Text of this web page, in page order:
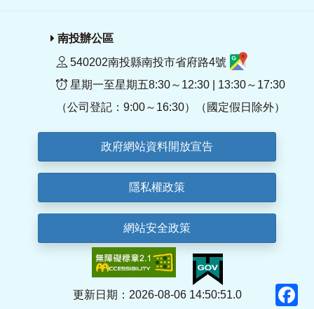
南投辦公區
540202南投縣南投市省府路4號
星期一至星期五8:30～12:30 | 13:30～17:30
（公司登記：9:00～16:30）（國定假日除外）
政府網站資料開放宣告
隱私權政策
網站安全政策
更新日期：2026-08-06 14:50:51.0